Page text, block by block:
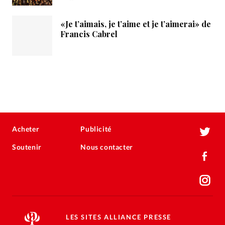
«Je t’aimais, je t’aime et je t’aimerai» de
Francis Cabrel
Acheter
Soutenir
Publicité
Nous contacter
LES SITES ALLIANCE PRESSE